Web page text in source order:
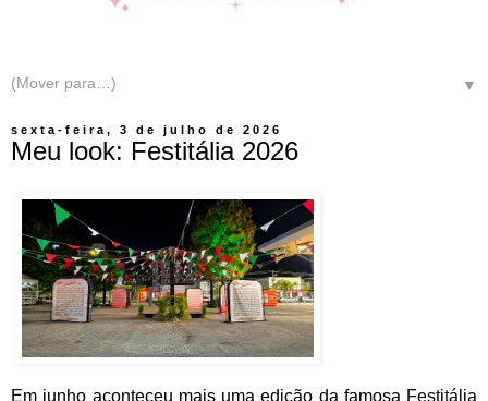
▼
sexta-feira, 3 de julho de 2026
Meu look: Festitália 2026
Em junho aconteceu mais uma edição da famosa Festitália